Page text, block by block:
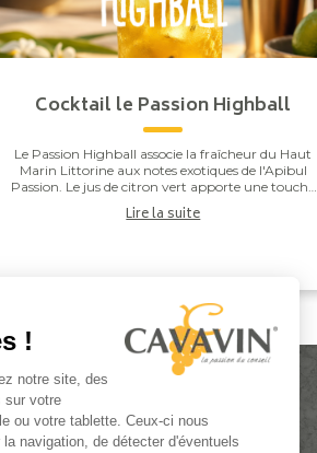
Cocktail le Passion Highball
Le Passion Highball associe la fraîcheur du Haut
Marin Littorine aux notes exotiques de l'Apibul
Passion. Le jus de citron vert apporte une touche
de vivacité qui équilibre l'ensemble, pour un co...
Lire la suite
!
notre site, des
sur votre
ou votre tablette. Ceux-ci nous
navigation, de détecter d'éventuels